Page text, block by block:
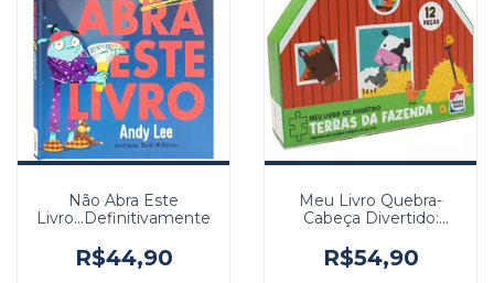
Não Abra Este
Livro...Definitivamente
R$44,90
Meu Livro Quebra-
Cabeça Divertido:
R$54,90